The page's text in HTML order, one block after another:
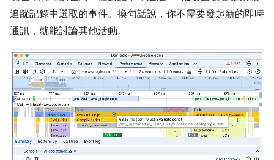
追蹤記錄中選取的事件。換句話說，你不需要發起新的即時
通訊，就能討論其他活動。